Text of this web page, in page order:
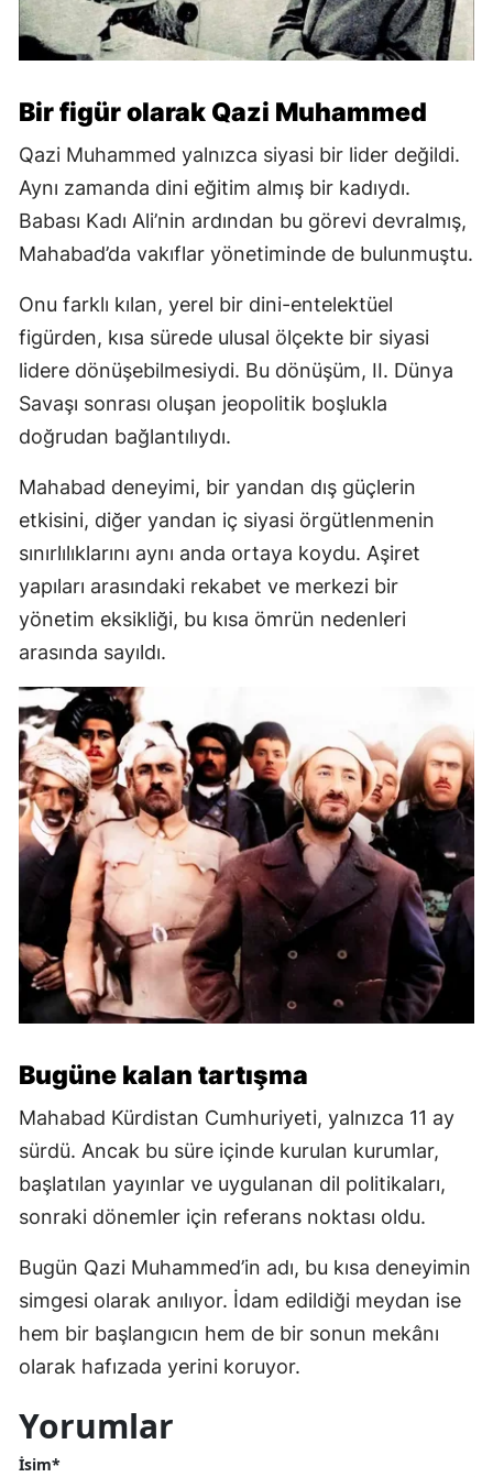
Bir figür olarak Qazi Muhammed
Qazi Muhammed yalnızca siyasi bir lider değildi.
Aynı zamanda dini eğitim almış bir kadıydı.
Babası Kadı Ali’nin ardından bu görevi devralmış,
Mahabad’da vakıflar yönetiminde de bulunmuştu.
Onu farklı kılan, yerel bir dini-entelektüel
figürden, kısa sürede ulusal ölçekte bir siyasi
lidere dönüşebilmesiydi. Bu dönüşüm, II. Dünya
Savaşı sonrası oluşan jeopolitik boşlukla
doğrudan bağlantılıydı.
Mahabad deneyimi, bir yandan dış güçlerin
etkisini, diğer yandan iç siyasi örgütlenmenin
sınırlılıklarını aynı anda ortaya koydu. Aşiret
yapıları arasındaki rekabet ve merkezi bir
yönetim eksikliği, bu kısa ömrün nedenleri
arasında sayıldı.
Bugüne kalan tartışma
Mahabad Kürdistan Cumhuriyeti, yalnızca 11 ay
sürdü. Ancak bu süre içinde kurulan kurumlar,
başlatılan yayınlar ve uygulanan dil politikaları,
sonraki dönemler için referans noktası oldu.
Bugün Qazi Muhammed’in adı, bu kısa deneyimin
simgesi olarak anılıyor. İdam edildiği meydan ise
hem bir başlangıcın hem de bir sonun mekânı
olarak hafızada yerini koruyor.
Yorumlar
İsim*